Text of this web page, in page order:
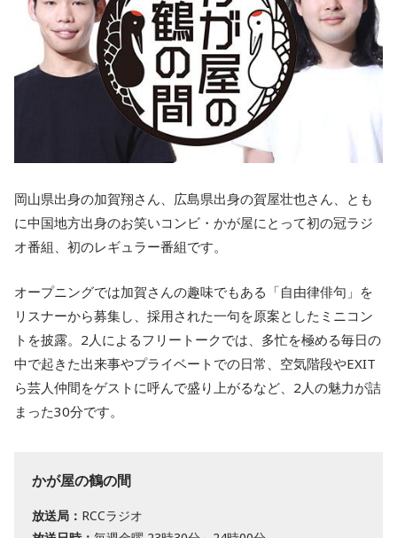
岡山県出身の加賀翔さん、広島県出身の賀屋壮也さん、とも
に中国地方出身のお笑いコンビ・かが屋にとって初の冠ラジ
オ番組、初のレギュラー番組です。
オープニングでは加賀さんの趣味でもある「自由律俳句」を
リスナーから募集し、採用された一句を原案としたミニコン
トを披露。2人によるフリートークでは、多忙を極める毎日の
中で起きた出来事やプライベートでの日常、空気階段やEXIT
ら芸人仲間をゲストに呼んで盛り上がるなど、2人の魅力が詰
まった30分です。
かが屋の鶴の間
放送局： RCCラジオ